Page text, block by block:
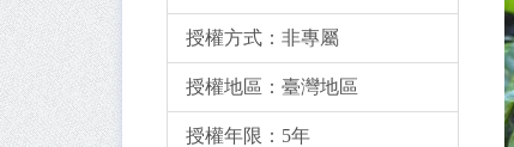
授權方式： 非專屬
授權地區： 臺灣地區
授權年限： 5年